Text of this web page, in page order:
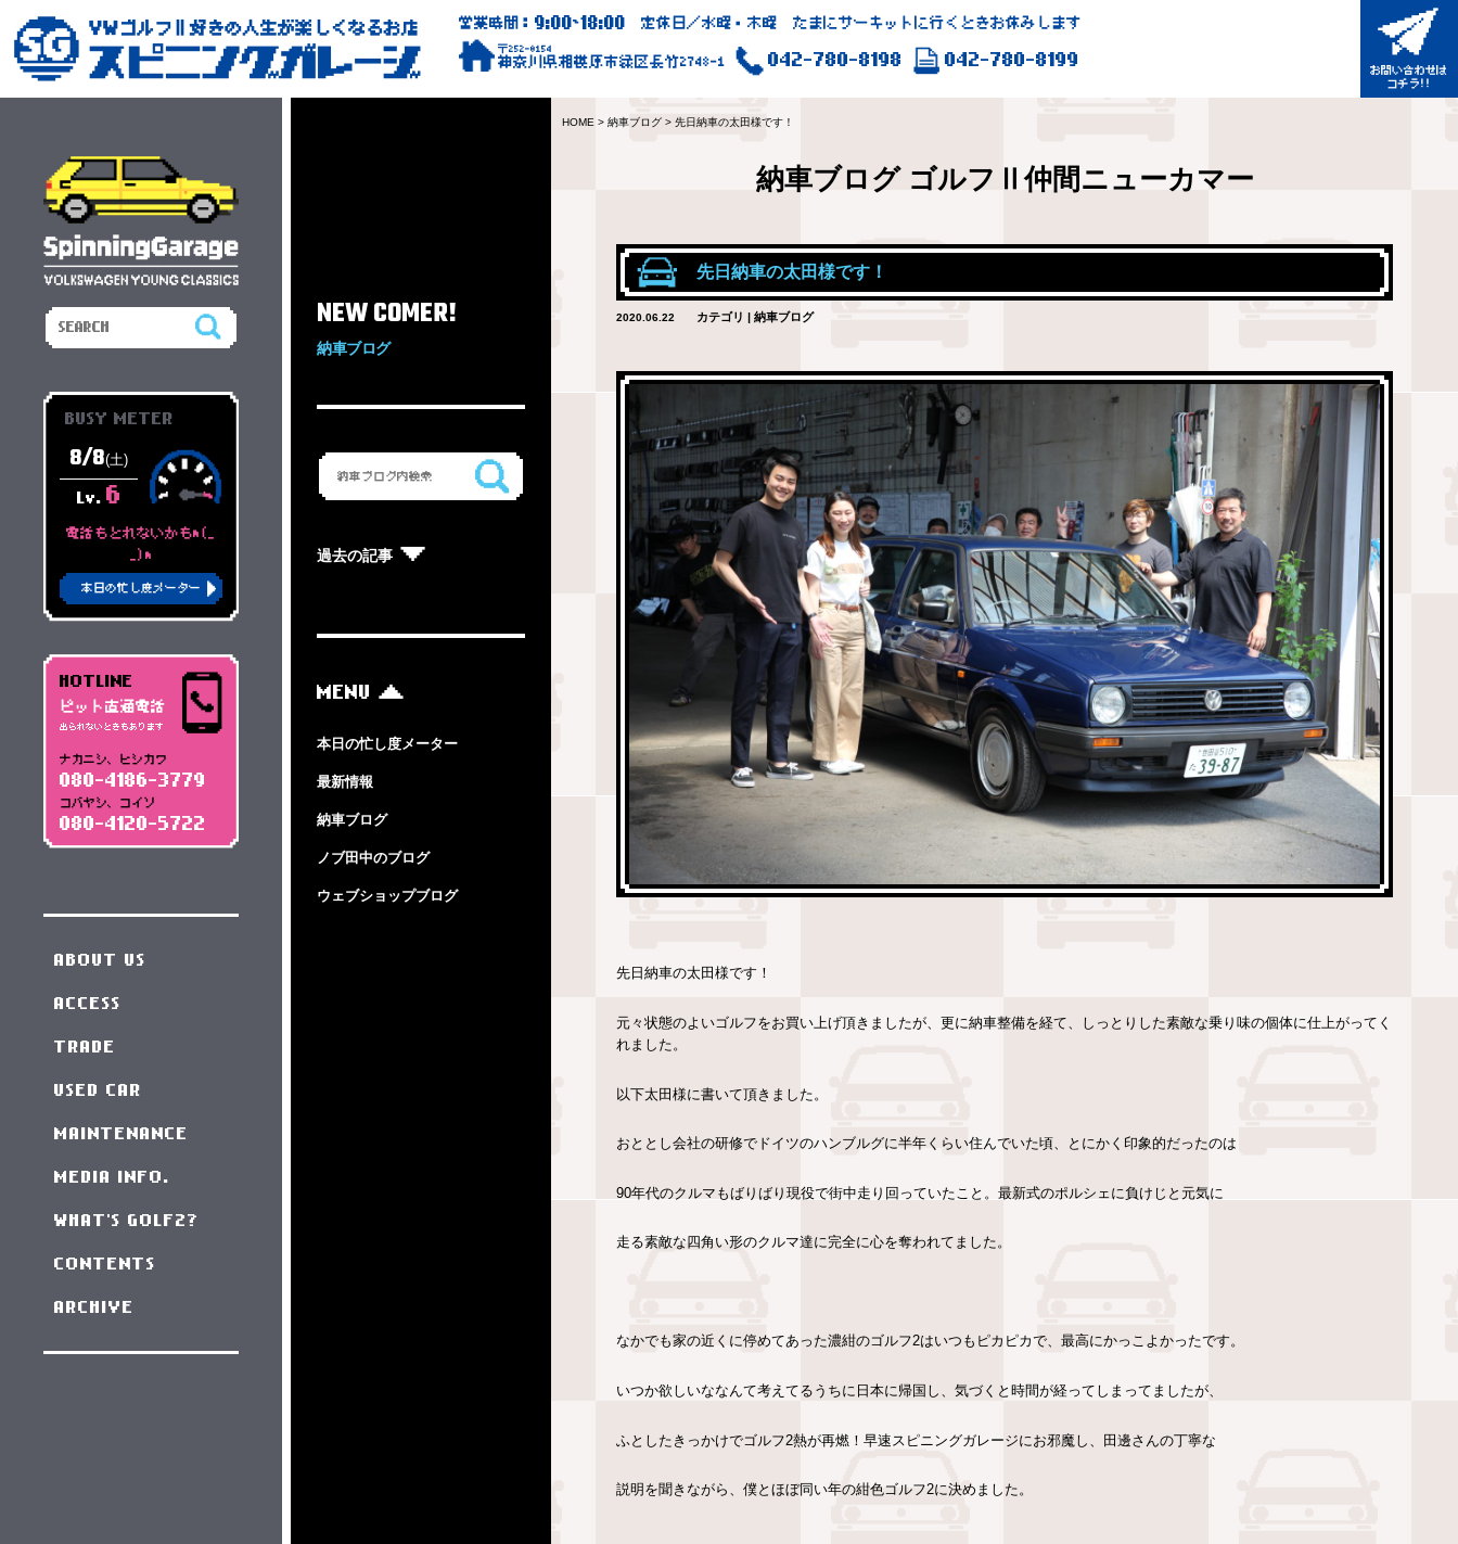
営業時間：9:00~18:00 定休日／水曜・木曜 たまにサーキットに行くときお休みします
〒252-0154
神奈川県相模原市緑区長竹2748-1 042-780-8198 042-780-8199
NEW COMER!
納車ブログ
過去の記事
MENU
本日の忙し度メーター
最新情報
納車ブログ
ノブ田中のブログ
ウェブショップブログ
HOME > 納車ブログ > 先日納車の太田様です！
納車ブログ ゴルフⅡ仲間ニューカマー
先日納車の太田様です！
2020.06.22 カテゴリ | 納車ブログ
先日納車の太田様です！
元々状態のよいゴルフをお買い上げ頂きましたが、更に納車整備を経て、しっとりした素敵な乗り味の個体に仕上がってく
れました。
以下太田様に書いて頂きました。
おととし会社の研修でドイツのハンブルグに半年くらい住んでいた頃、とにかく印象的だったのは
90年代のクルマもばりばり現役で街中走り回っていたこと。最新式のポルシェに負けじと元気に
走る素敵な四角い形のクルマ達に完全に心を奪われてました。
なかでも家の近くに停めてあった濃紺のゴルフ2はいつもピカピカで、最高にかっこよかったです。
いつか欲しいななんて考えてるうちに日本に帰国し、気づくと時間が経ってしまってましたが、
ふとしたきっかけでゴルフ2熱が再燃！早速スピニングガレージにお邪魔し、田邊さんの丁寧な
説明を聞きながら、僕とほぼ同い年の紺色ゴルフ2に決めました。
BUSY METER
8/8(土)
Lv. 6
電話もとれないかもm(_
_)m
本日の忙し度メーター
HOTLINE
ピット直通電話
出られないときもあります
ナカニシ、ヒシカワ
080-4186-3779
コバヤシ、コイソ
080-4120-5722
ABOUT US
ACCESS
TRADE
USED CAR
MAINTENANCE
MEDIA INFO.
WHAT'S GOLF2?
CONTENTS
ARCHIVE